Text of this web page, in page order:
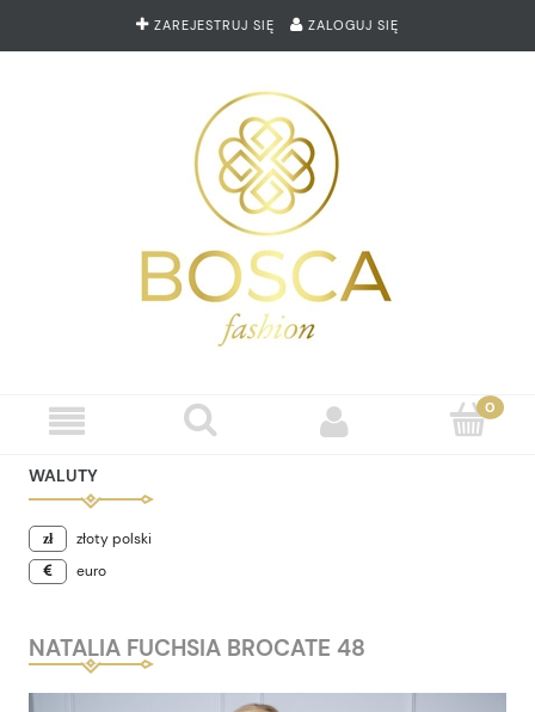
ZAREJESTRUJ SIĘ ZALOGUJ SIĘ
WALUTY
złoty polski
euro
NATALIA FUCHSIA BROCATE 48